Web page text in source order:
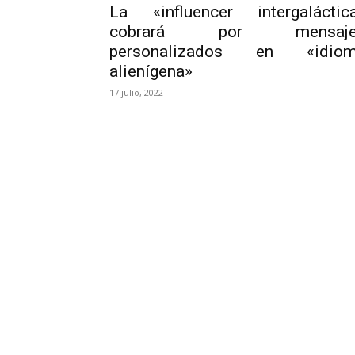
La «influencer
cobrará por
personalizados en
alienígena»
17 julio, 2022